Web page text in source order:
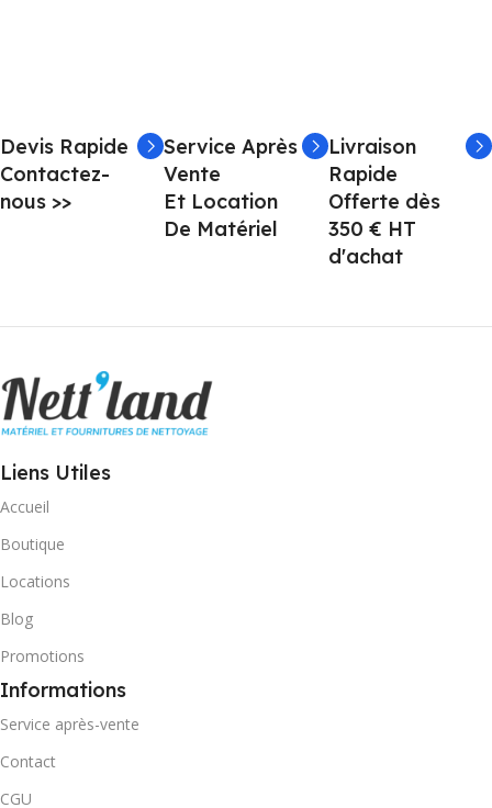
Devis Rapide
Contactez-
nous >>
Service Après
Vente
Et Location
De Matériel
Livraison
Rapide
Offerte dès
350 € HT
d'achat
Liens Utiles
Accueil
Boutique
Locations
Blog
Promotions
Informations
Service après-vente
Contact
CGU